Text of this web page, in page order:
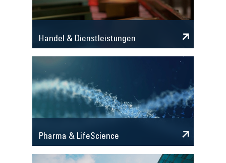
Handel & Dienstleistungen
Pharma & LifeScience